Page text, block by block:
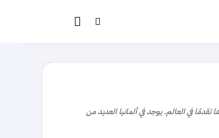
في العالم. يوجد في ألمانيا العديد من